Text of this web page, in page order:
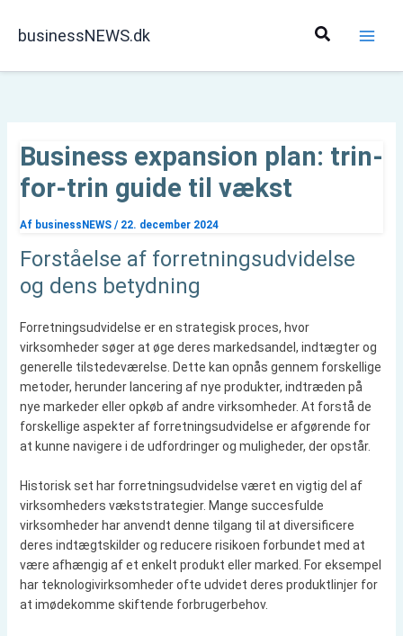
businessNEWS.dk Søg
Business expansion plan: trin-
for-trin guide til vækst
Af businessNEWS / 22. december 2024
Forståelse af forretningsudvidelse
og dens betydning
Forretningsudvidelse er en strategisk proces, hvor
virksomheder søger at øge deres markedsandel, indtægter og
generelle tilstedeværelse. Dette kan opnås gennem forskellige
metoder, herunder lancering af nye produkter, indtræden på
nye markeder eller opkøb af andre virksomheder. At forstå de
forskellige aspekter af forretningsudvidelse er afgørende for
at kunne navigere i de udfordringer og muligheder, der opstår.
Historisk set har forretningsudvidelse været en vigtig del af
virksomheders vækststrategier. Mange succesfulde
virksomheder har anvendt denne tilgang til at diversificere
deres indtægtskilder og reducere risikoen forbundet med at
være afhængig af et enkelt produkt eller marked. For eksempel
har teknologivirksomheder ofte udvidet deres produktlinjer for
at imødekomme skiftende forbrugerbehov.